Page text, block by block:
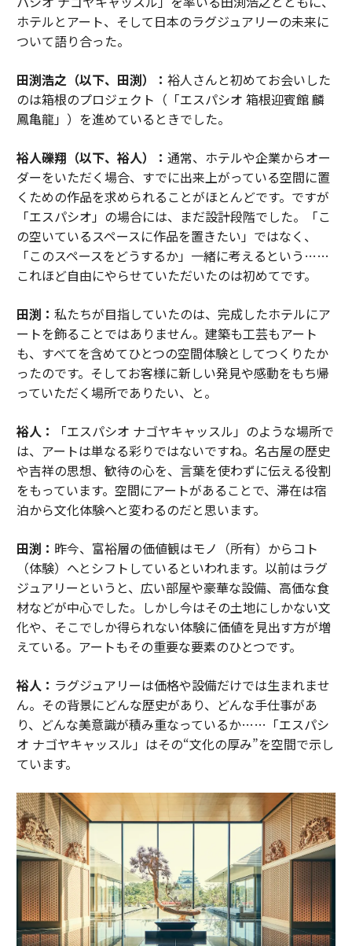
ホテルとアート、そして日本のラグジュアリーの未来に
ついて語り合った。
田渕浩之（以下、田渕）： 裕人さんと初めてお会いした
のは箱根のプロジェクト（「エスパシオ 箱根迎賓館 麟
鳳亀龍」）を進めているときでした。
裕人礫翔（以下、裕人）： 通常、ホテルや企業からオー
ダーをいただく場合、すでに出来上がっている空間に置
くための作品を求められることがほとんどです。ですが
「エスパシオ」の場合には、まだ設計段階でした。「こ
の空いているスペースに作品を置きたい」ではなく、
「このスペースをどうするか」一緒に考えるという……
これほど自由にやらせていただいたのは初めてです。
田渕： 私たちが目指していたのは、完成したホテルにア
ートを飾ることではありません。建築も工芸もアート
も、すべてを含めてひとつの空間体験としてつくりたか
ったのです。そしてお客様に新しい発見や感動をもち帰
っていただく場所でありたい、と。
裕人：
「エスパシオ ナゴヤキャッスル」のような場所で
は、アートは単なる彩りではないですね。名古屋の歴史
や吉祥の思想、歓待の心を、言葉を使わずに伝える役割
をもっています。空間にアートがあることで、滞在は宿
泊から文化体験へと変わるのだと思います。
田渕： 昨今、富裕層の価値観はモノ（所有）からコト
（体験）へとシフトしているといわれます。以前はラグ
ジュアリーというと、広い部屋や豪華な設備、高価な食
材などが中心でした。しかし今はその土地にしかない文
化や、そこでしか得られない体験に価値を見出す方が増
えている。アートもその重要な要素のひとつです。
裕人： ラグジュアリーは価格や設備だけでは生まれませ
ん。その背景にどんな歴史があり、どんな手仕事があ
り、どんな美意識が積み重なっているか……「エスパシ
オ ナゴヤキャッスル」はその“文化の厚み”を空間で示し
ています。